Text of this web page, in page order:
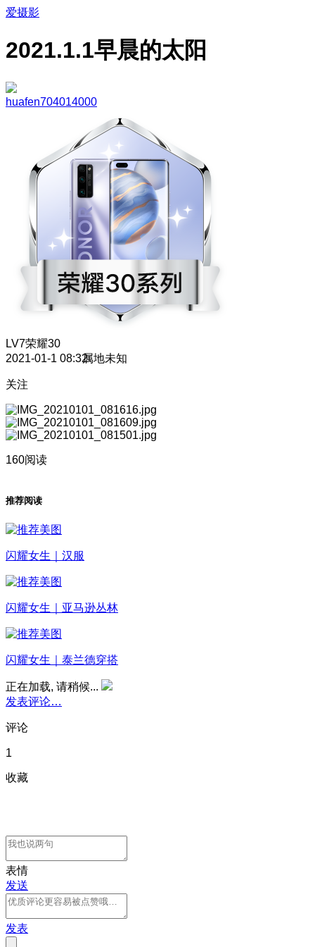
爱摄影
2021.1.1早晨的太阳
huafen704014000
LV7荣耀30
2021-01-1 08:32属地未知
关注
160阅读
推荐阅读
闪耀女生｜汉服
闪耀女生｜亚马逊丛林
闪耀女生｜泰兰德穿搭
正在加载, 请稍候...
发表评论…
评论
1
收藏
表情
发送
发表